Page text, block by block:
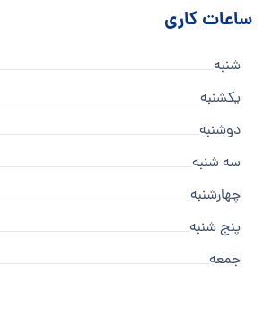
ساعات کاری
شنبه
یکشنبه
دوشنبه
سه شنبه
چهارشنبه
پنج شنبه
جمعه